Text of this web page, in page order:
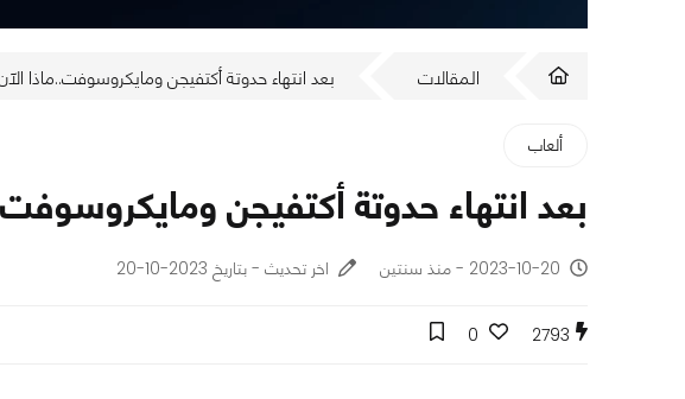
المقالات بعد انتهاء حدوتة أكتفيجن ومايكروسوفت..ماذا
ألعاب
بعد انتهاء حدوتة أكتفيجن
2023-10-20 - منذ سنتين اخر تحديث - بتاريخ 2023-10-20
2793
0